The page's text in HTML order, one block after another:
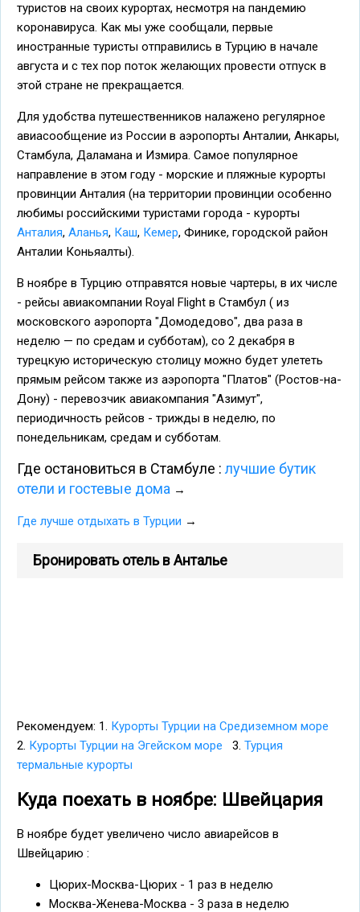
туристов на своих курортах, несмотря на пандемию
коронавируса. Как мы уже сообщали, первые
иностранные туристы отправились в Турцию в начале
августа и с тех пор поток желающих провести отпуск в
этой стране не прекращается.
Для удобства путешественников налажено регулярное
авиасообщение из России в аэропорты Анталии, Анкары,
Стамбула, Даламана и Измира. Самое популярное
направление в этом году - морские и пляжные курорты
провинции Анталия (на территории провинции особенно
любимы российскими туристами города - курорты
Анталия, Аланья, Каш, Кемер, Финике, городской район
Анталии Коньяалты).
В ноябре в Турцию отправятся новые чартеры, в их числе
- рейсы авиакомпании Royal Flight в Стамбул ( из
московского аэропорта "Домодедово", два раза в
неделю — по средам и субботам), со 2 декабря в
турецкую историческую столицу можно будет улететь
прямым рейсом также из аэропорта "Платов" (Ростов-на-
Дону) - перевозчик авиакомпания "Азимут",
периодичность рейсов - трижды в неделю, по
понедельникам, средам и субботам.
Где остановиться в Стамбуле :лучшие бутик
отели и гостевые дома →
Где лучше отдыхать в Турции →
Бронировать отель в Анталье
Рекомендуем: 1. Курорты Турции на Средиземном море
2. Курорты Турции на Эгейском море 3. Турция
термальные курорты
Куда поехать в ноябре: Швейцария
В ноябре будет увеличено число авиарейсов в
Швейцарию :
Цюрих-Москва-Цюрих - 1 раз в неделю
Москва-Женева-Москва - 3 раза в неделю